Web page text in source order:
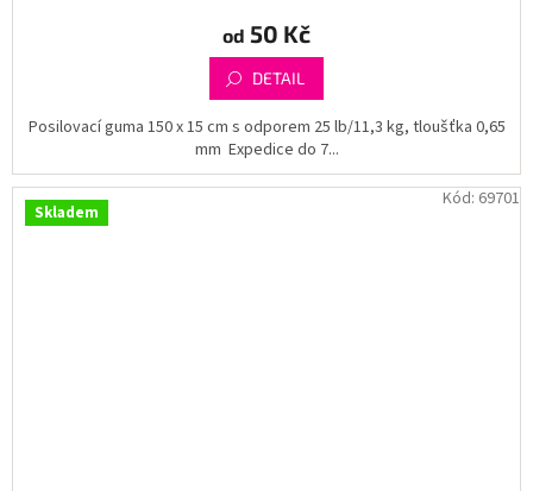
od 50 Kč
DETAIL
Posilovací guma 150 x 15 cm s odporem 25 lb/11,3 kg, tloušťka 0,65
mm Expedice do 7...
Skladem
Kód: 69701